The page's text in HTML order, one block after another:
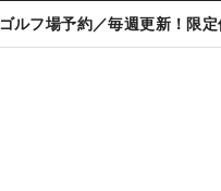
ゴルフ場予約／毎週更新！限